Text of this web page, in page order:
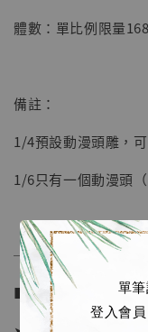
單
登入會
體數：單比例限量
備註：
1/4預設動漫頭雕，
1/6只有一個動漫頭
■ 販售資訊 (Price in